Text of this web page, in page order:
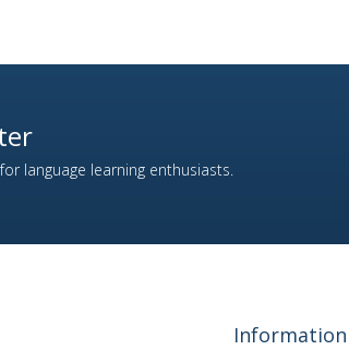
language learning enthusiasts.
Information